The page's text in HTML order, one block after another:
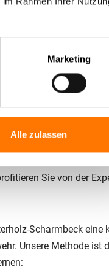
Marketing
Alle zulassen
–
ermitteln. Der
gibt es bei uns
Sie von der
Scharmbeck
Unsere Methode ist